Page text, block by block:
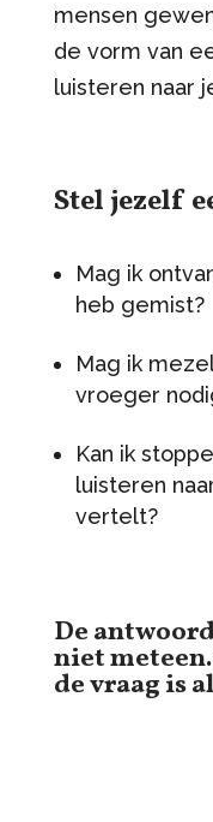
mensen
de vorm van
luisteren naar
Stel jezelf
Mag ik
heb gemist?
Mag ik
vroeger
Kan ik
luisteren
vertelt?
De
niet
de vraag is